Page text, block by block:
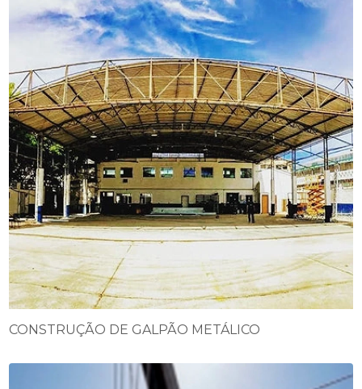
CONSTRUÇÃO DE GALPÃO METÁLICO